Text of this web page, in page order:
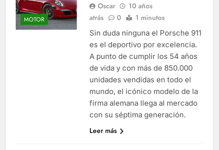
MOTOR
Oscar
10 años
atrás
0 1 minutos
Sin duda ninguna el Porsche 911
es el deportivo por excelencia.
A punto de cumplir los 54 años
de vida y con más de 850.000
unidades vendidas en todo el
mundo, el icónico modelo de la
firma alemana llega al mercado
con su séptima generación.
Leer más